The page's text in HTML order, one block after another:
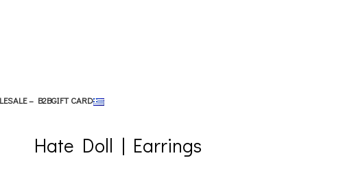
– B2BGIFT CARD
Hate Doll | Earrings